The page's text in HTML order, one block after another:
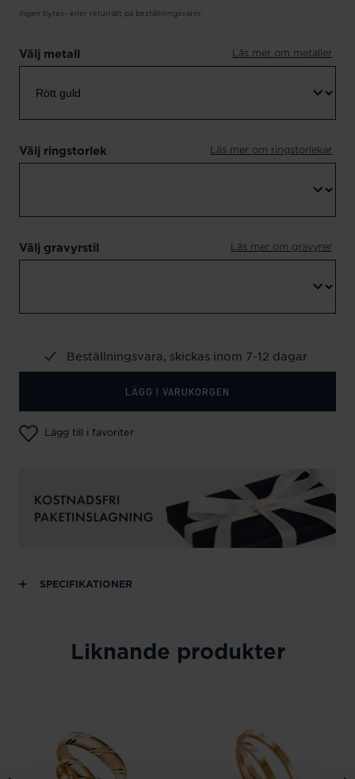
Ingen bytes- eller returrätt på beställningsvaror.
Välj metall Läs mer om metaller
Välj ringstorlek Läs mer om ringstorlekar
Välj gravyrstil Läs mer om gravyrer
Beställningsvara, skickas inom 7-12 dagar
LÄGG I VARUKORGEN
Lägg till i favoriter
SPECIFIKATIONER
Liknande produkter